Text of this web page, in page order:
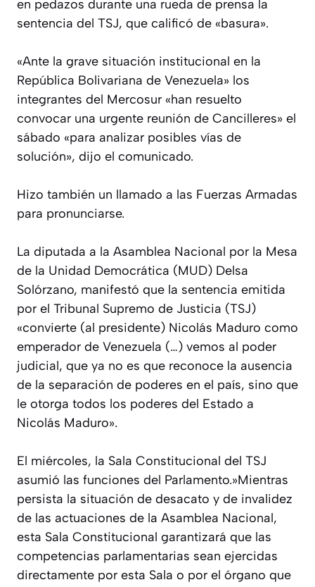
en pedazos durante una rueda de prensa la
sentencia del TSJ, que calificó de «basura».
«Ante la grave situación institucional en la
República Bolivariana de Venezuela» los
integrantes del Mercosur «han resuelto
convocar una urgente reunión de Cancilleres» el
sábado «para analizar posibles vías de
solución», dijo el comunicado.
Hizo también un llamado a las Fuerzas Armadas
para pronunciarse.
La diputada a la Asamblea Nacional por la Mesa
de la Unidad Democrática (MUD) Delsa
Solórzano, manifestó que la sentencia emitida
por el Tribunal Supremo de Justicia (TSJ)
«convierte (al presidente) Nicolás Maduro como
emperador de Venezuela (…) vemos al poder
judicial, que ya no es que reconoce la ausencia
de la separación de poderes en el país, sino que
le otorga todos los poderes del Estado a
Nicolás Maduro».
El miércoles, la Sala Constitucional del TSJ
asumió las funciones del Parlamento.»Mientras
persista la situación de desacato y de invalidez
de las actuaciones de la Asamblea Nacional,
esta Sala Constitucional garantizará que las
competencias parlamentarias sean ejercidas
directamente por esta Sala o por el órgano que